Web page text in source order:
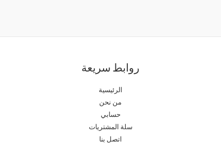
روابط سريعة
الرئيسية
من نحن
حسابي
سلة المشتريات
اتصل بنا